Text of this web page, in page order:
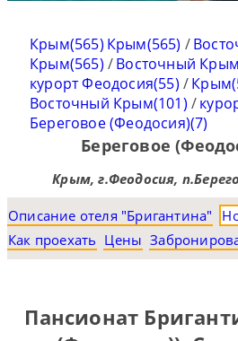
Крым(565) Крым(565) /
Крым(565) /Восточный
курорт Феодосия(55) /
Восточный Крым(101) /
Береговое (Феодосия)(7)
Береговое
Крым, г.Феодосия,
Описание отеля "Бригантина"
Как проехать Цены
Пансионат